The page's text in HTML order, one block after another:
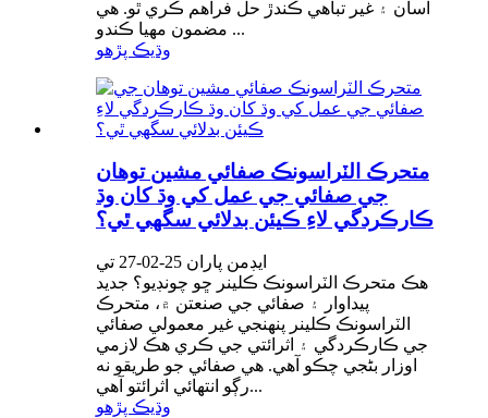
آسان ۽ غير تباهي ڪندڙ حل فراهم ڪري ٿو. هي
مضمون مهيا ڪندو ...
وڌيڪ پڙهو
متحرڪ الٽراسونڪ صفائي مشين توهان
جي صفائي جي عمل کي وڌ کان وڌ
ڪارڪردگي لاءِ ڪيئن بدلائي سگهي ٿي؟
ايڊمن پاران 25-02-27 تي
هڪ متحرڪ الٽراسونڪ ڪلينر ڇو چونڊيو؟ جديد
پيداوار ۽ صفائي جي صنعتن ۾، متحرڪ
الٽراسونڪ ڪلينر پنهنجي غير معمولي صفائي
جي ڪارڪردگي ۽ اثرائتي جي ڪري هڪ لازمي
اوزار بڻجي چڪو آهي. هي صفائي جو طريقو نه
رڳو انتهائي اثرائتو آهي...
وڌيڪ پڙهو